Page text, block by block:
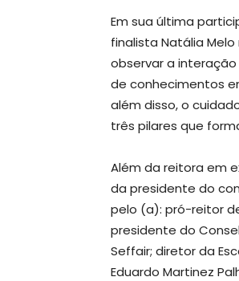
Em sua última
finalista Natália
observar a
de conhecimentos
além disso, o
três pilares que
Além da reitora em
da presidente do
pelo (a): pró-reitor
presidente do
Seffair; diretor da
Eduardo Martinez